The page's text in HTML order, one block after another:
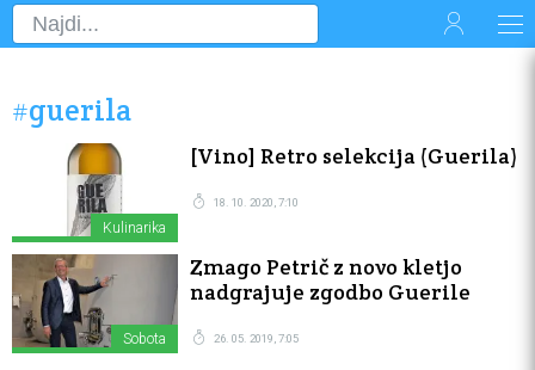
#guerila
Kulinarika
[Vino] Retro selekcija (Guerila)
18. 10. 2020, 7:10
Sobota
Zmago Petrič z novo kletjo
nadgrajuje zgodbo Guerile
26. 05. 2019, 7:05